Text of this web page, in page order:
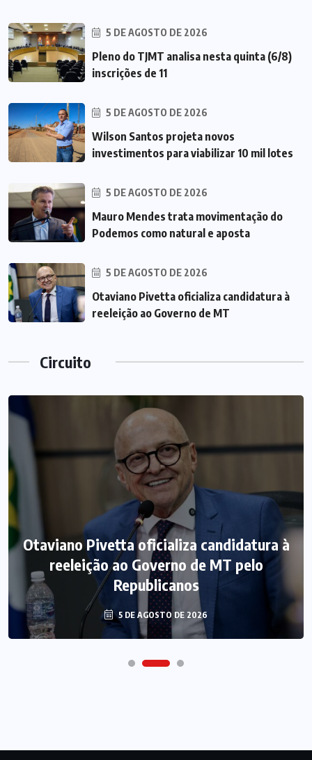
5 DE AGOSTO DE 2026
Pleno do TJMT analisa nesta quinta (6/8)
inscrições de 11
5 DE AGOSTO DE 2026
Wilson Santos projeta novos
investimentos para viabilizar 10 mil lotes
5 DE AGOSTO DE 2026
Mauro Mendes trata movimentação do
Podemos como natural e aposta
5 DE AGOSTO DE 2026
Otaviano Pivetta oficializa candidatura à
reeleição ao Governo de MT
Circuito
Otaviano Pivetta oficializa candidatura à
reeleição ao Governo de MT pelo
Republicanos
5 DE AGOSTO DE 2026